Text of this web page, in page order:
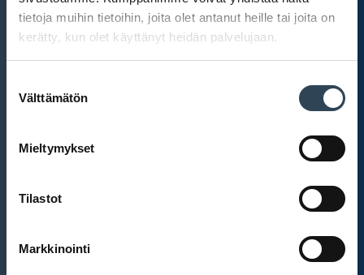
tietoja muihin tietoihin, joita olet antanut heille tai joita on
kerätty, kun olet käyttänyt heidän palvelujaan.
valinta
Välttämätön
Mieltymykset
Tilastot
Markkinointi
Kauppakeskus Arabia
Et ole kirjautunut sisään. Kirjaudu sisään